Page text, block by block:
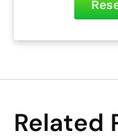
Related